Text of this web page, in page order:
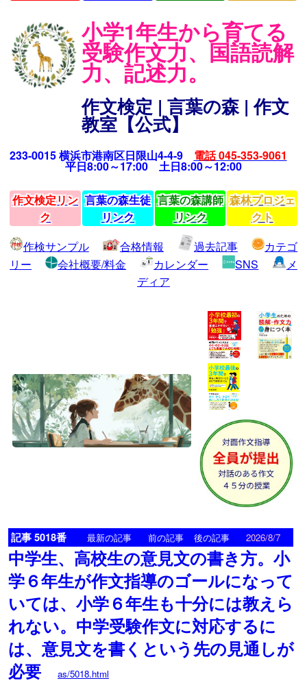
小学1年生から育てる
受験作文力、国語読解
力、記述力。
作文検定 | 言葉の森 | 作文
教室【公式】
233-0015 横浜市港南区日限山4-4-9 電話 045-353-9061
平日8:00～17:00 土日8:00～12:00
作文検定リン
ク
言葉の森生徒
リンク
言葉の森講師
リンク
森林プロジェ
クト
作検サンプル
合格情報 過去記事
カテゴ
リー
会社概要/料金 カレンダー SNS
メ
ディア
記事 5018番 最新の記事 前の記事 後の記事 2026/8/7
中学生、高校生の意見文の書き方。小
学６年生が作文指導のゴールになって
いては、小学６年生も十分には教えら
れない。中学受験作文に対応するに
は、意見文を書くという先の見通しが
必要
as/5018.html